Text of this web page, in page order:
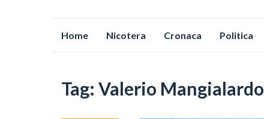
Home Nicotera Cronaca Politica
Tag: Valerio Mangialardo